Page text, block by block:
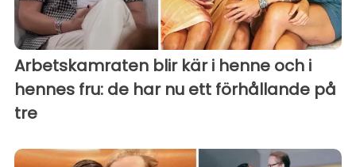
Arbetskamraten blir kär i henne och i
hennes fru: de har nu ett förhållande på
tre